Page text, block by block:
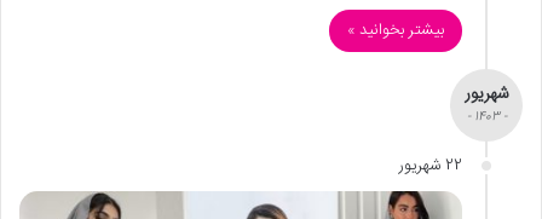
بیشتر بخوانید »
شهریور
- 1403 -
22 شهریور